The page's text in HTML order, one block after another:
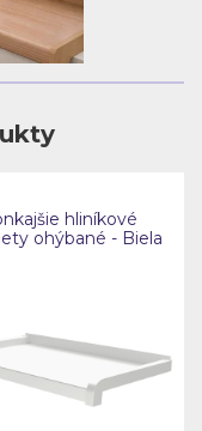
hliníkové
ohýbané - Biela